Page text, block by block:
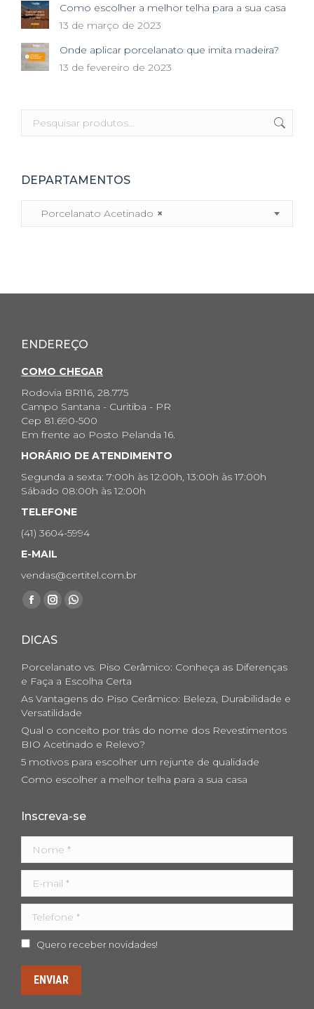
Como escolher a melhor telha para a sua casa
13 de março de 2023
Onde aplicar porcelanato que imita madeira?
13 de fevereiro de 2023
DEPARTAMENTOS
×
Porcelanato Acetinado
ENDEREÇO
COMO CHEGAR
Rodovia BR116, 28.775
Campo Santana - Curitiba - PR
Cep 81.690-500
Em frente ao Posto Pelanda 16.
HORÁRIO DE ATENDIMENTO
Segunda a sexta: 7:00h às 12:00h, 13:00h às 17:00h
Sábado 08:00h às 12:00h
TELEFONE
(41) 3604-5994
E-MAIL
vendas@certitel.com.br
Encontre-nos em:
Facebook
opens
new
window
Instagram
opens
in
new
window
Whatsapp
new
window
DICAS
Porcelanato vs. Piso Cerâmico: Conheça as Diferenças
e Faça a Escolha Certa
As Vantagens do Piso Cerâmico: Beleza, Durabilidade e
Versatilidade
Qual o conceito por trás do nome dos Revestimentos
BIO Acetinado e Relevo?
5 motivos para escolher um rejunte de qualidade
Como escolher a melhor telha para a sua casa
Inscreva-se
Telefone *
Quero receber novidades!
ENVIAR